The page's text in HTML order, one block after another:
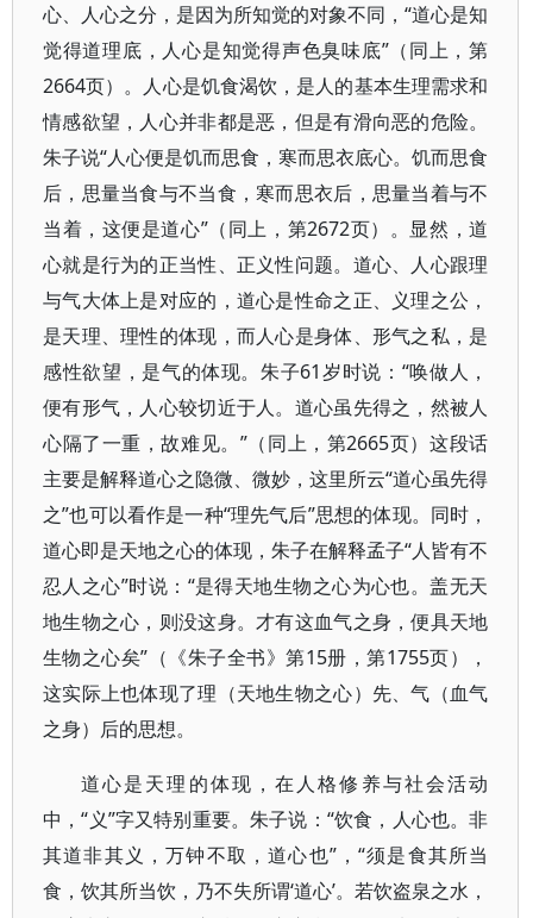
心、人心之分，是因为所知觉的对象不同，“道心是知
觉得道理底，人心是知觉得声色臭味底”（同上，第
2664页）。人心是饥食渴饮，是人的基本生理需求和
情感欲望，人心并非都是恶，但是有滑向恶的危险。
朱子说“人心便是饥而思食，寒而思衣底心。饥而思食
后，思量当食与不当食，寒而思衣后，思量当着与不
当着，这便是道心”（同上，第2672页）。显然，道
心就是行为的正当性、正义性问题。道心、人心跟理
与气大体上是对应的，道心是性命之正、义理之公，
是天理、理性的体现，而人心是身体、形气之私，是
感性欲望，是气的体现。朱子61岁时说：“唤做人，
便有形气，人心较切近于人。道心虽先得之，然被人
心隔了一重，故难见。”（同上，第2665页）这段话
主要是解释道心之隐微、微妙，这里所云“道心虽先得
之”也可以看作是一种“理先气后”思想的体现。同时，
道心即是天地之心的体现，朱子在解释孟子“人皆有不
忍人之心”时说：“是得天地生物之心为心也。盖无天
地生物之心，则没这身。才有这血气之身，便具天地
生物之心矣”（《朱子全书》第15册，第1755页），
这实际上也体现了理（天地生物之心）先、气（血气
之身）后的思想。
道心是天理的体现，在人格修养与社会活动
中，“义”字又特别重要。朱子说：“饮食，人心也。非
其道非其义，万钟不取，道心也”，“须是食其所当
食，饮其所当饮，乃不失所谓‘道心’。若饮盗泉之水，